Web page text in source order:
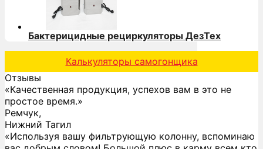
Бактерицидные рециркуляторы ДезТех
Калькуляторы самогонщика
Отзывы
«Качественная продукция, успехов вам в это не
простое время.»
Ремчук,
Нижний Тагил
«Используя вашу фильтрующую колонну, вспоминаю